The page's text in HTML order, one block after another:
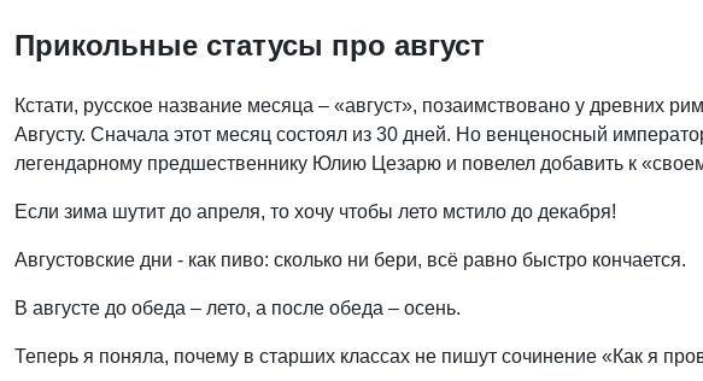
Прикольные статусы про август
Кстати, русское название месяца – «август», позаимствовано у древних
Августу. Сначала этот месяц состоял из 30 дней. Но венценосный
легендарному предшественнику Юлию Цезарю и повелел добавить к
Если зима шутит до апреля, то хочу чтобы лето мстило до декабря!
Августовские дни - как пиво: сколько ни бери, всё равно быстро кончается.
В августе до обеда – лето, а после обеда – осень.
Теперь я поняла, почему в старших классах не пишут сочинение «Как я